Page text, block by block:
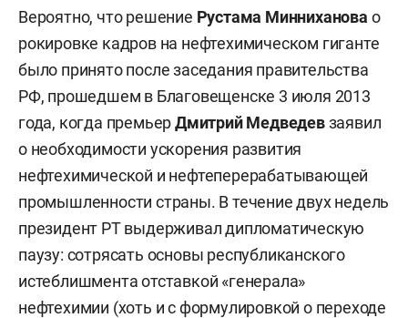
Вероятно, что решение Рустама Минниханова о
рокировке кадров на нефтехимическом гиганте
было принято после заседания правительства
РФ, прошедшем в Благовещенске 3 июля 2013
года, когда премьерДмитрий Медведевзаявил
о необходимости ускорения развития
нефтехимической и нефтеперерабатывающей
промышленности страны. В течение двух недель
президент РТ выдерживал дипломатическую
паузу: сотрясать основы республиканского
истеблишмента отставкой «генерала»
нефтехимии (хоть и с формулировкой о переходе